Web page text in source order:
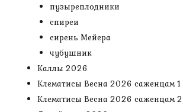
пузыреплодники
спиреи
сирень Мейера
чубушник
Каллы 2026
Клематисы Весна 2026 саженцам 1
Клематисы Весна 2026 саженцам 2